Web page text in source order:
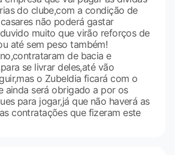
do clube,com a condição de
não poderá gastar
muito que virão reforços de
até sem peso também!
de bacia e
se livrar deles,até vão
o Zubeldia ficará com o
ainda será obrigado a por os
para jogar,já que não haverá as
contratações que fizeram este